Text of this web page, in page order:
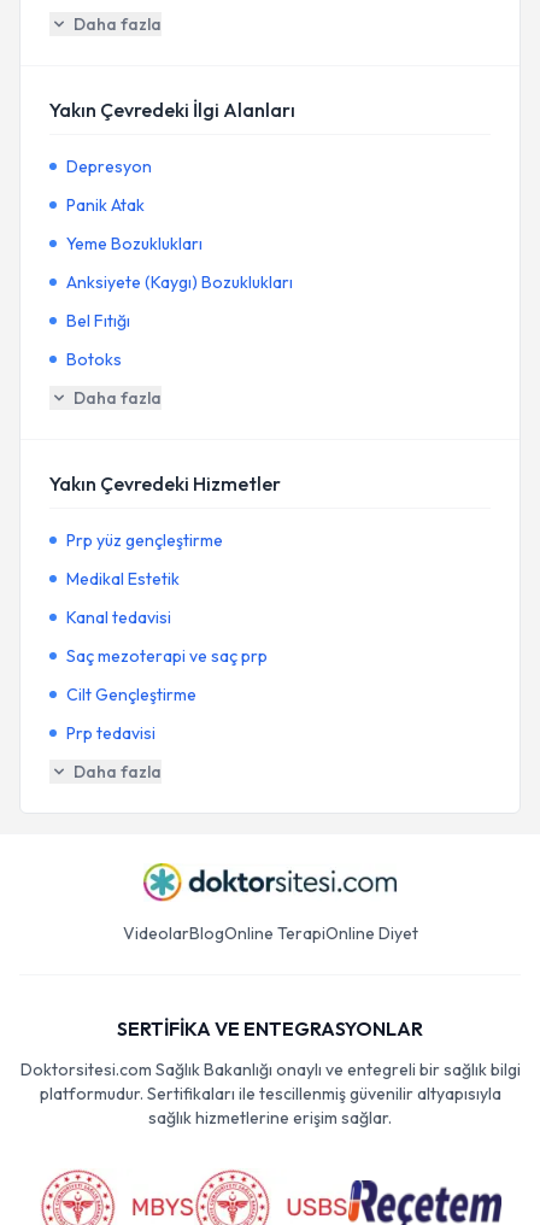
Daha fazla
Yakın Çevredeki İlgi Alanları
Depresyon
Panik Atak
Yeme Bozuklukları
Anksiyete (Kaygı) Bozuklukları
Bel Fıtığı
Botoks
Daha fazla
Yakın Çevredeki Hizmetler
Prp yüz gençleştirme
Medikal Estetik
Kanal tedavisi
Saç mezoterapi ve saç prp
Cilt Gençleştirme
Prp tedavisi
Daha fazla
VideolarBlogOnline TerapiOnline Diyet
SERTİFİKA VE ENTEGRASYONLAR
Doktorsitesi.com Sağlık Bakanlığı onaylı ve entegreli bir sağlık bilgi
platformudur. Sertifikaları ile tescillenmiş güvenilir altyapısıyla
sağlık hizmetlerine erişim sağlar.